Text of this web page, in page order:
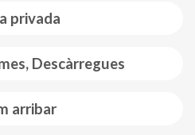
privada
Descàrregues
arribar